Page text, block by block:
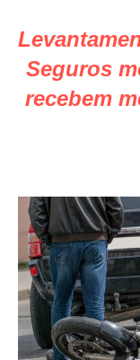
Seguros
recebem